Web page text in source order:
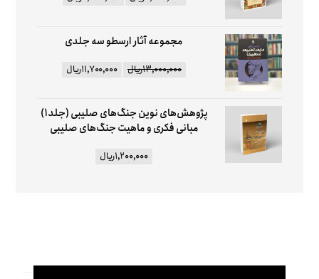
مجموعه آثار ارسطو سه جلدی
۱۳,۰۰۰,۰۰۰ریال ۱۱,۷۰۰,۰۰۰ریال
پژوهش‌های نوین جنگ‌های صلیبی (جلد۱)
مبانی فکری و ماهیت جنگ‌های صلیبی
۱,۲۰۰,۰۰۰ریال